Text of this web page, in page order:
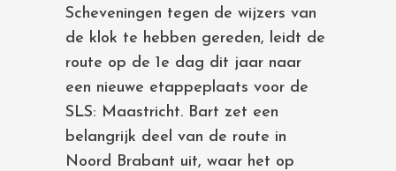
Scheveningen tegen de wijzers van
de klok te hebben gereden, leidt de
route op de 1e dag dit jaar naar
een nieuwe etappeplaats voor de
SLS: Maastricht. Bart zet een
belangrijk deel van de route in
Noord Brabant uit, waar het op